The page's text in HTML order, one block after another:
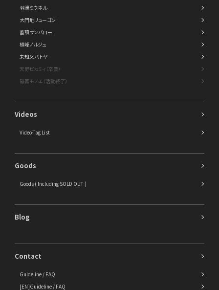
羽渦ミウネル
大門地リューゴン
善額サンパロー
植峰ノルジュ
未知又バトヤ
天野ピカミィ（卒業）
磁富モノエ（活動終了）
Videos
Video-Tag List
Goods
Goods ( Including SOLD OUT )
Blog
Contact
Guideline / FAQ
[EN]Guideline / FAQ